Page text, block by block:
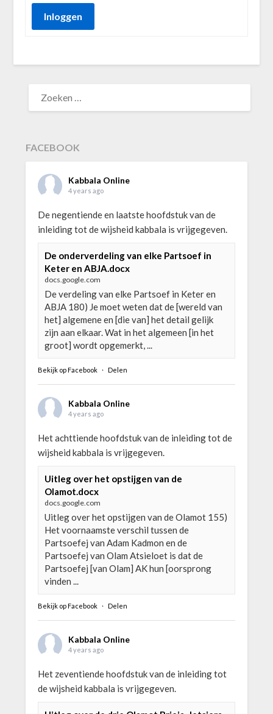
Inloggen
NAAR:
FACEBOOK
Kabbala Online
4 years ago
De negentiende en laatste hoofdstuk van de
inleiding tot de wijsheid kabbala is vrijgegeven.
De onderverdeling van elke Partsoef in
Keter en ABJA.docx
docs.google.com
De verdeling van elke Partsoef in Keter en
ABJA 180) Je moet weten dat de [wereld van
het] algemene en [die van] het detail gelijk
zijn aan elkaar. Wat in het algemeen [in het
groot] wordt opgemerkt, ...
Bekijk op Facebook · Delen
Kabbala Online
4 years ago
Het achttiende hoofdstuk van de inleiding tot de
wijsheid kabbala is vrijgegeven.
Uitleg over het opstijgen van de
Olamot.docx
docs.google.com
Uitleg over het opstijgen van de Olamot 155)
Het voornaamste verschil tussen de
Partsoefej van Adam Kadmon en de
Partsoefej van Olam Atsieloet is dat de
Partsoefej [van Olam] AK hun [oorsprong
vinden ...
Bekijk op Facebook · Delen
Kabbala Online
4 years ago
Het zeventiende hoofdstuk van de inleiding tot
de wijsheid kabbala is vrijgegeven.